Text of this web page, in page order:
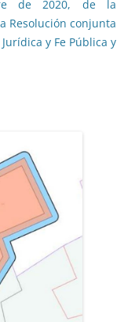
de 2020, de la
Resolución conjunta
y Fe Pública y